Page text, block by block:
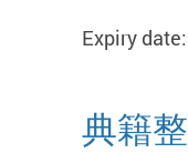
Expiry
典籍